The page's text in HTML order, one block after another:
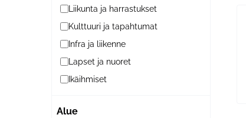
Liikunta ja harrastukset
Kulttuuri ja tapahtumat
Infra ja liikenne
Lapset ja nuoret
Ikäihmiset
Alue